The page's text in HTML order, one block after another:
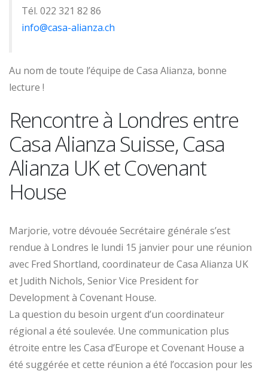
Tél. 022 321 82 86
info@casa-alianza.ch
Au nom de toute l’équipe de Casa Alianza, bonne
lecture !
Rencontre à Londres entre
Casa Alianza Suisse, Casa
Alianza UK et Covenant
House
Marjorie, votre dévouée Secrétaire générale s’est
rendue à Londres le lundi 15 janvier pour une réunion
avec Fred Shortland, coordinateur de Casa Alianza UK
et Judith Nichols, Senior Vice President for
Development à Covenant House.
La question du besoin urgent d’un coordinateur
régional a été soulevée. Une communication plus
étroite entre les Casa d’Europe et Covenant House a
été suggérée et cette réunion a été l’occasion pour les